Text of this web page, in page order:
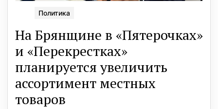
Политика
На Брянщине в «Пятерочках»
и «Перекрестках»
планируется увеличить
ассортимент местных
товаров